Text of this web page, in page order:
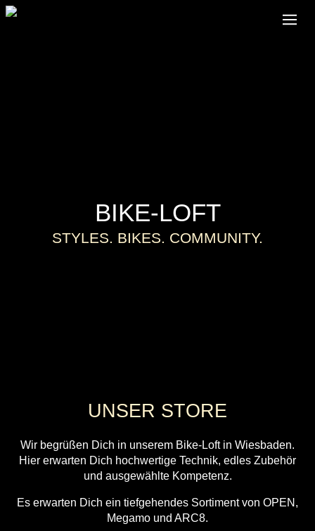
BIKE-LOFT
STYLES. BIKES. COMMUNITY.
UNSER STORE
Wir begrüßen Dich in unserem Bike-Loft in Wiesbaden.
Hier erwarten Dich hochwertige Technik, edles Zubehör
und ausgewählte Kompetenz.
Es erwarten Dich ein tiefgehendes Sortiment von OPEN,
Megamo und ARC8.